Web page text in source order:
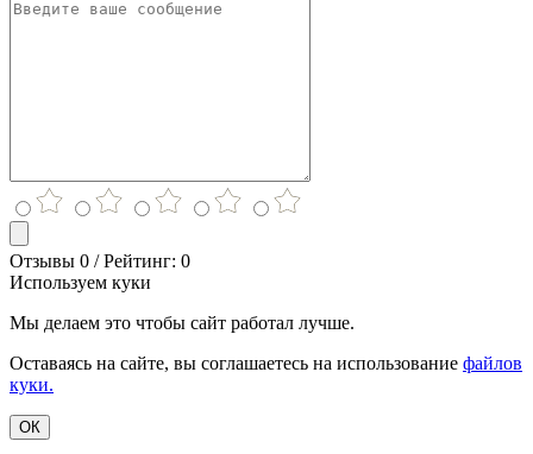
Отзывы 0 / Рейтинг: 0
Используем куки
Мы делаем это чтобы сайт работал лучше.
Оставаясь на сайте, вы соглашаетесь на использование файлов
куки.
ОК